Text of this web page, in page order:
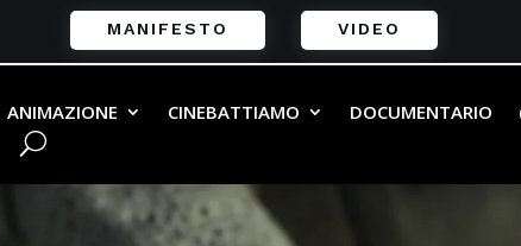
MANIFESTO VIDEO
ANIMAZIONE CINEBATTIAMO DOCUMENTARIO
|Dic 15, 2017